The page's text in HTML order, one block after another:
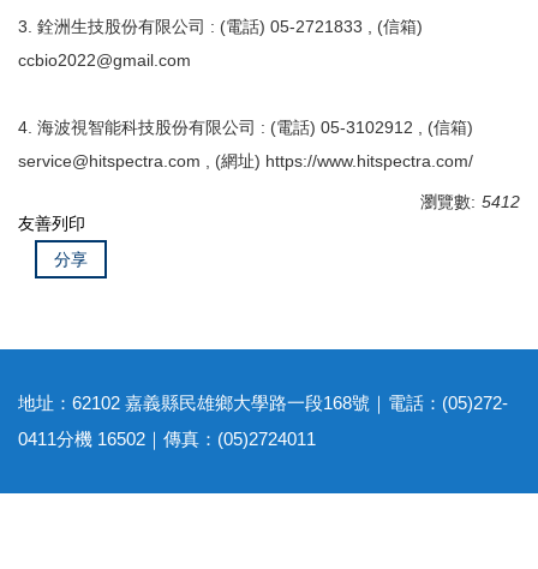
3. 銓洲生技股份有限公司 : (電話) 05-2721833 , (信箱)
ccbio2022@gmail.com
4. 海波視智能科技股份有限公司 : (電話) 05-3102912 , (信箱)
service@hitspectra.com , (網址) https://www.hitspectra.com/
瀏覽數: 5412
友善列印
分享
地址：62102 嘉義縣民雄鄉大學路一段168號｜電話：(05)272-
0411分機 16502｜傳真：(05)2724011